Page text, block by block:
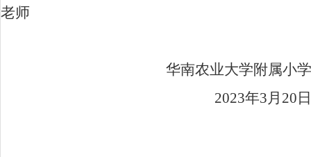
老师
华南农业大学附属小学
2023年3 月 20 日